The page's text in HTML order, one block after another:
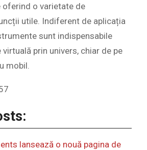
oferind o varietate de
utile. Indiferent de aplicația
sunt indispensabile
prin univers, chiar de pe
mobil.
lansează o nouă pagina de